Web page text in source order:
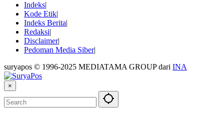
Indeks
Kode Etik
Indeks Berita
Redaksi
Disclaimer
Pedoman Media Siber
suryapos © 1996-2025 MEDIATAMA GROUP dari INA
×